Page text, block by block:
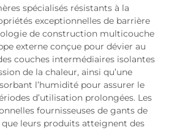
spécialisés résistants à la
exceptionnelles de barrière
de construction multicouche
externe conçue pour dévier au
couches intermédiaires isolantes
de la chaleur, ainsi qu’une
l’humidité pour assurer le
d’utilisation prolongées. Les
fournisseuses de gants de
leurs produits atteignent des